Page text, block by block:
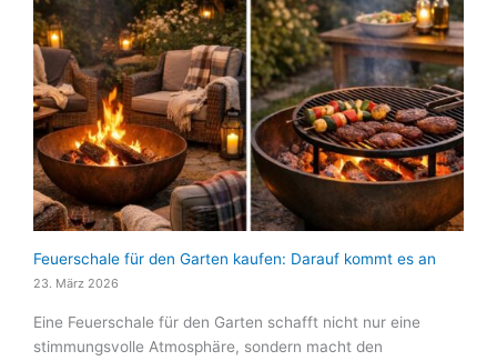
Feuerschale für den Garten kaufen: Darauf kommt es an
23. März 2026
Eine Feuerschale für den Garten schafft nicht nur eine
stimmungsvolle Atmosphäre, sondern macht den